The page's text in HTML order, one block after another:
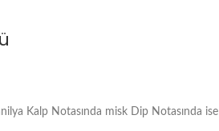
Kalp Notasında misk Dip Notasında ise